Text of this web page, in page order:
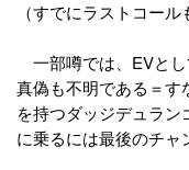
（すでにラストコール
一部噂では、EVと
真偽も不明である＝す
を持つダッジデュラ
に乗るには最後のチャ